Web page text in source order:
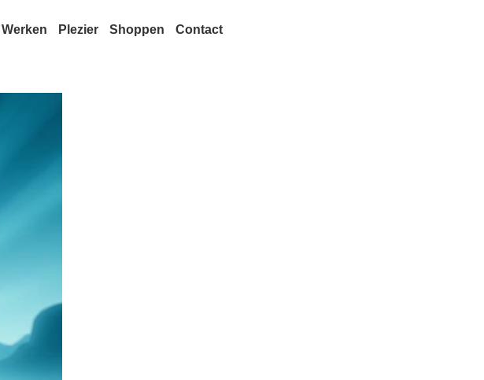
Werken Plezier Shoppen Contact